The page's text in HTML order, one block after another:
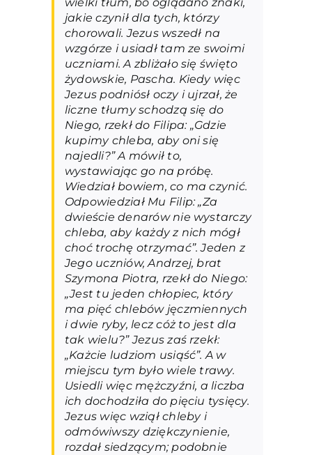
jakie czynił dla tych, którzy
chorowali. Jezus wszedł na
wzgórze i usiadł tam ze swoimi
uczniami. A zbliżało się święto
żydowskie, Pascha. Kiedy więc
Jezus podniósł oczy i ujrzał, że
liczne tłumy schodzą się do
Niego, rzekł do Filipa: „Gdzie
kupimy chleba, aby oni się
najedli?” A mówił to,
wystawiając go na próbę.
Wiedział bowiem, co ma czynić.
Odpowiedział Mu Filip: „Za
dwieście denarów nie wystarczy
chleba, aby każdy z nich mógł
choć trochę otrzymać”. Jeden z
Jego uczniów, Andrzej, brat
Szymona Piotra, rzekł do Niego:
„Jest tu jeden chłopiec, który
ma pięć chlebów jęczmiennych
i dwie ryby, lecz cóż to jest dla
tak wielu?” Jezus zaś rzekł:
„Każcie ludziom usiąść”. A w
miejscu tym było wiele trawy.
Usiedli więc mężczyźni, a liczba
ich dochodziła do pięciu tysięcy.
Jezus więc wziął chleby i
odmówiwszy dziękczynienie,
rozdał siedzącym; podobnie